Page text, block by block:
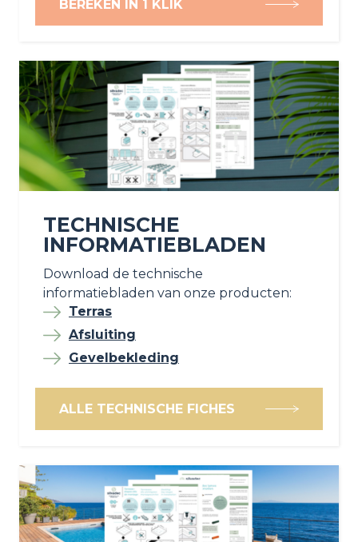
BEREKEN IN 1 KLIK
TECHNISCHE
INFORMATIEBLADEN
Download de technische
informatiebladen van onze producten:
Terras
Afsluiting
Gevelbekleding
ALLE TECHNISCHE FICHES